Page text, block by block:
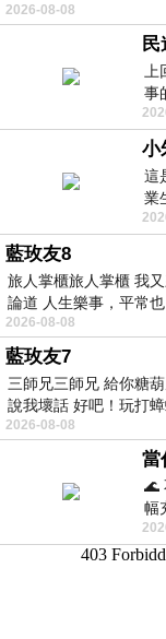
2026-08-08
民
事
是
這
業
情
藍玫友8
旅人掌櫃旅人掌櫃 我
論道 人生樂事，平常
2026-08-08
藍玫友7
三師兄三師兄 給你糖
說我壞話 好吧！玩打
2026-08-08
🌊
幅
藍